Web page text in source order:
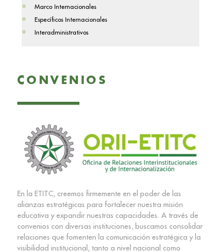
Marco Internacionales
Específicos Internacionales
Interadministrativos
CONVENIOS
En la ETITC, creemos firmemente en el poder de las
alianzas estratégicas para fortalecer nuestra misión
educativa y expandir nuestras capacidades. A través de
convenios con diversas instituciones, buscamos consolidar
relaciones que fomenten la comunicación estratégica y la
visibilidad institucional, tanto a nivel nacional como